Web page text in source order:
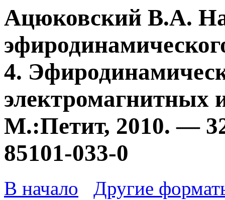
Ацюковский В.А.
4.
электромагнитных
М.:Петит, 2010. —
85101-033-0
В начало Другие